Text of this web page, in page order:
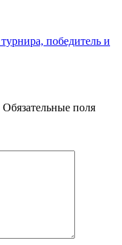
Обязательные поля